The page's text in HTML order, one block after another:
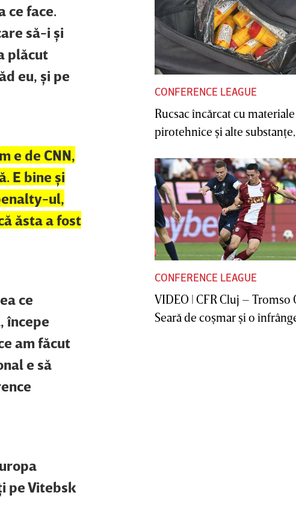
ce face.
să-i şi
plăcut
eu, şi pe
e de CNN,
E bine şi
ul,
ăsta a fost
ce
începe
am făcut
e să
pe Vitebsk
CONFERENCE LEAGUE
Rucsac încărcat cu materiale
pirotehnice şi alte substanţe,
CONFERENCE LEAGUE
VIDEO | CFR Cluj – Tromso
Seară de coşmar şi o